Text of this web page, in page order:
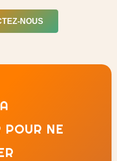
NOUS
POUR NE